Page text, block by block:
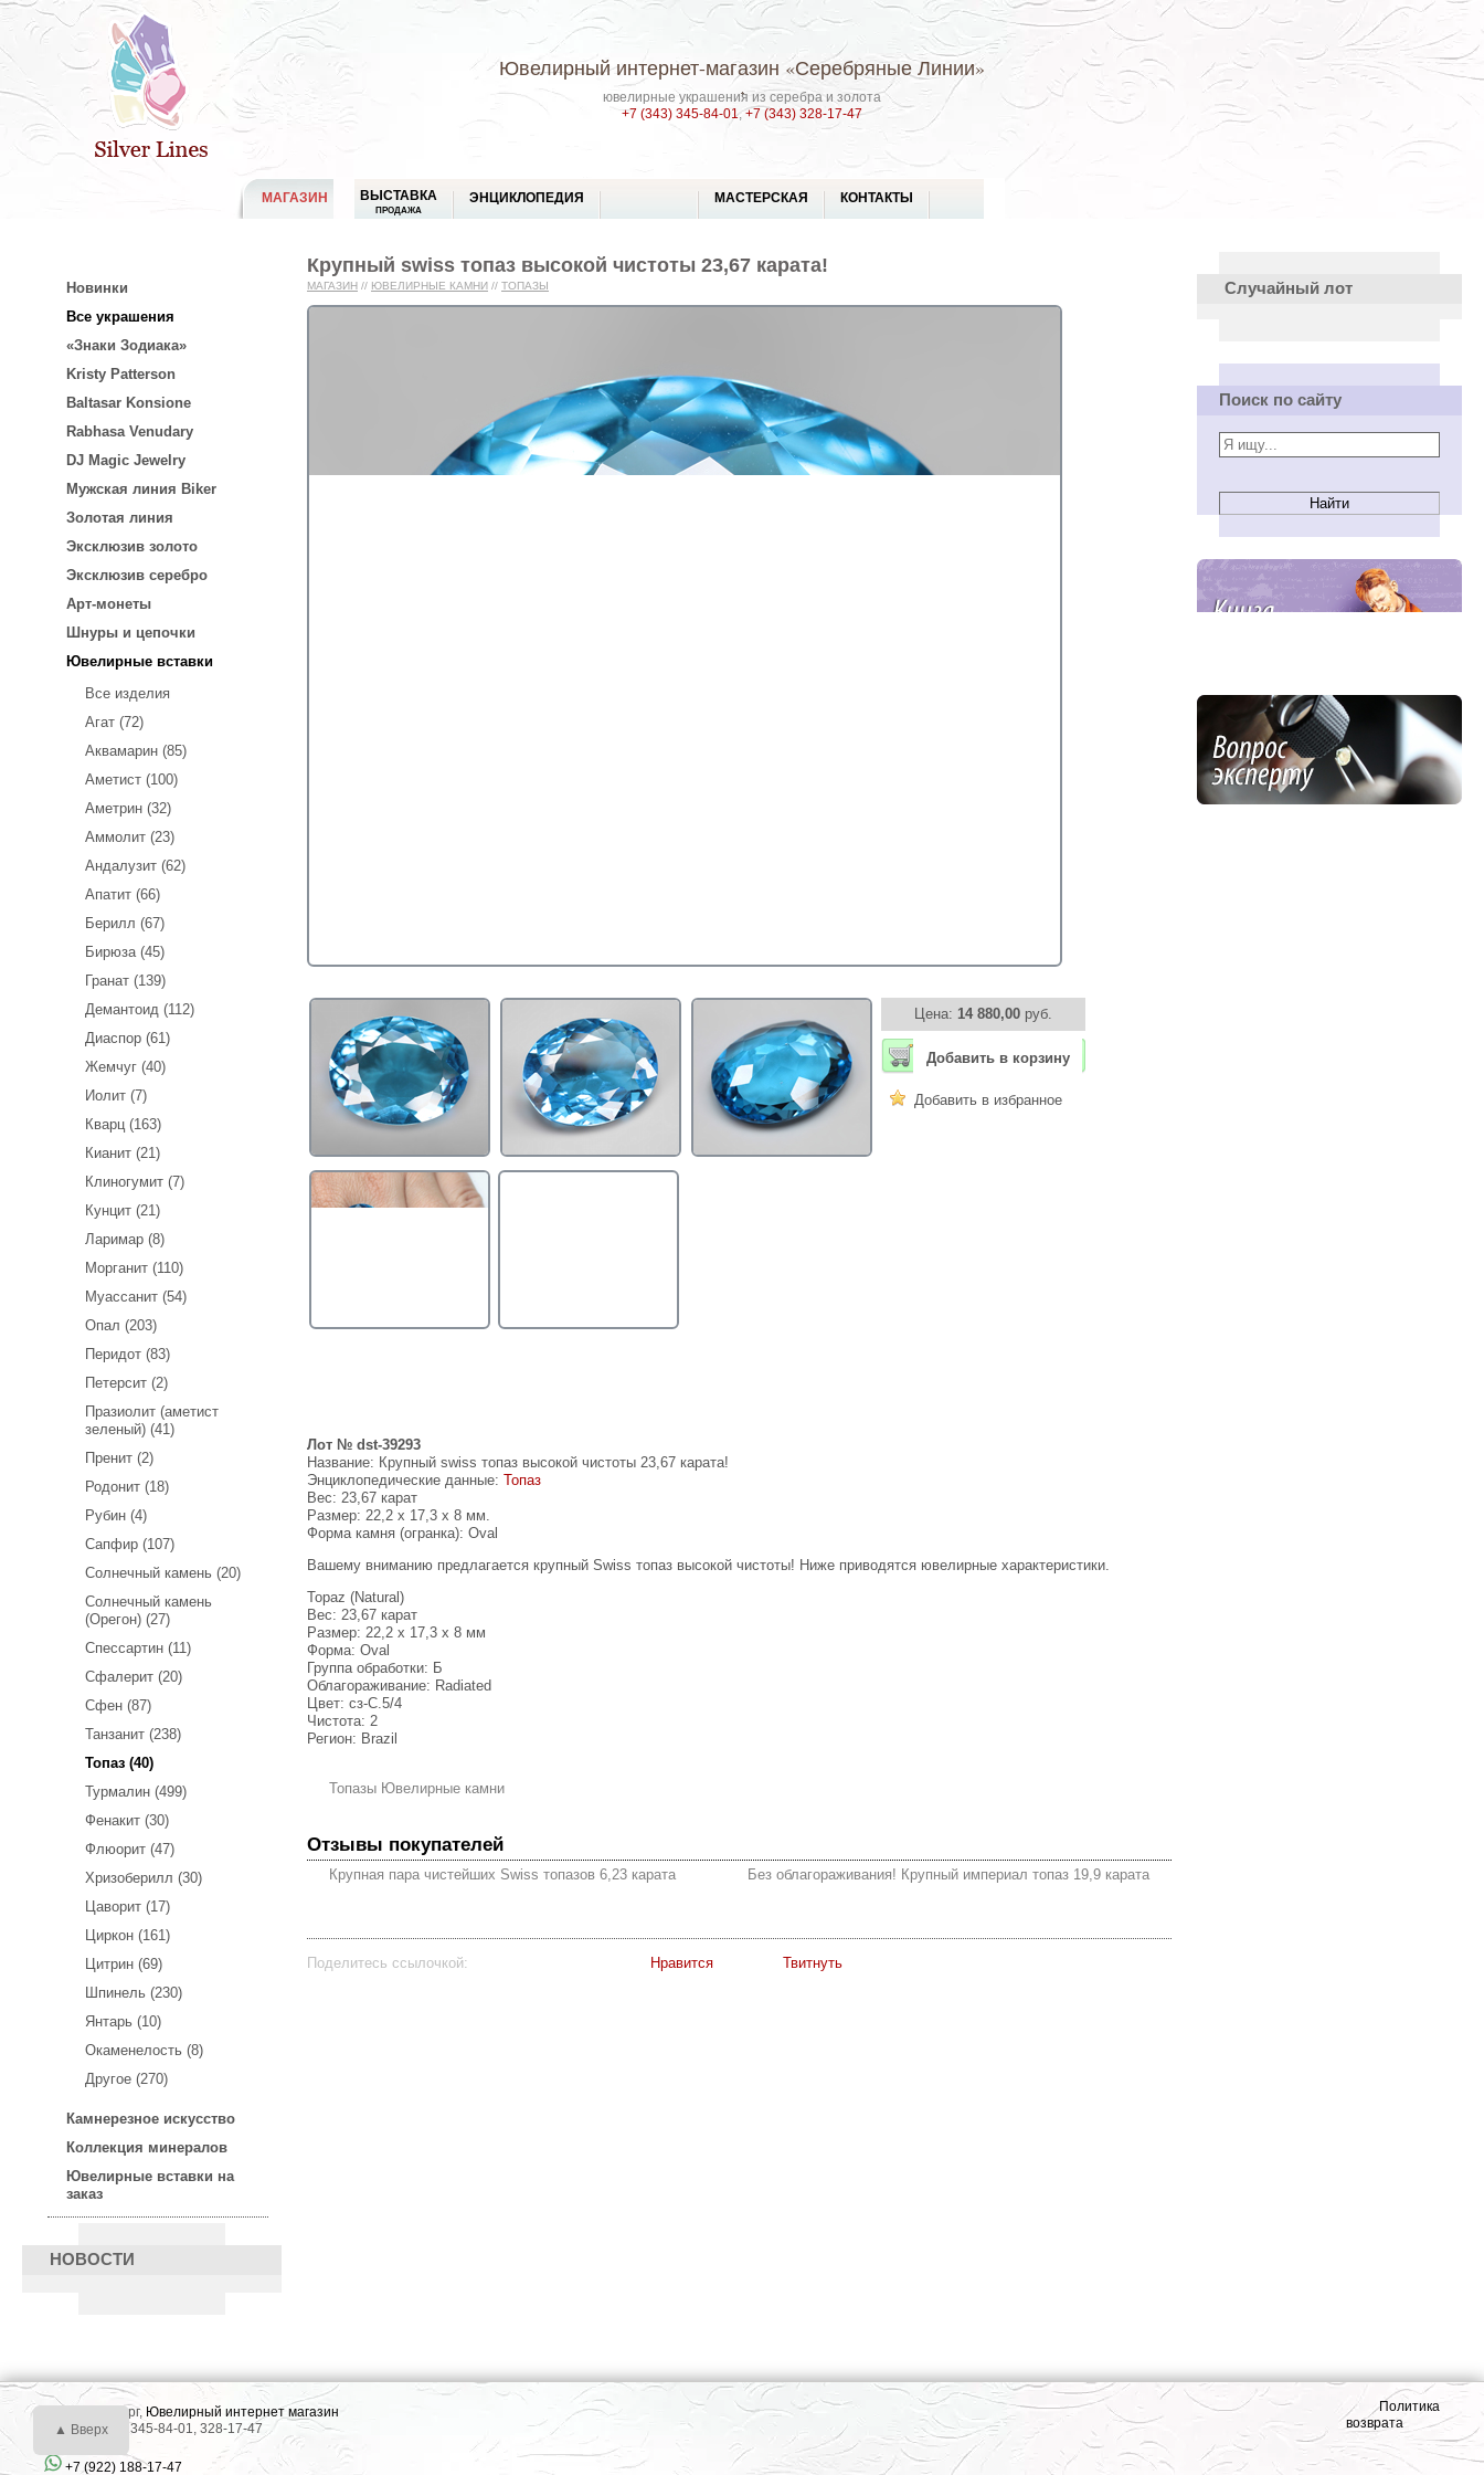
Ювелирный интернет-магазин «Серебряные Линии»
ювелирные украшения из серебра и золота
+7 (343) 345-84-01,+7 (343) 328-17-47
МАГАЗИН ВЫСТАВКА
ПРОДАЖА
ЭНЦИКЛОПЕДИЯ МАСТЕРСКАЯ КОНТАКТЫ
Новинки
Все украшения
«Знаки Зодиака»
Kristy Patterson
Baltasar Konsione
Rabhasa Venudary
DJ Magic Jewelry
Мужская линия Biker
Золотая линия
Эксклюзив золото
Эксклюзив серебро
Арт-монеты
Шнуры и цепочки
Ювелирные вставки
Все изделия
Агат (72)
Аквамарин (85)
Аметист (100)
Аметрин (32)
Аммолит (23)
Андалузит (62)
Апатит (66)
Берилл (67)
Бирюза (45)
Гранат (139)
Демантоид (112)
Диаспор (61)
Жемчуг (40)
Иолит (7)
Кварц (163)
Кианит (21)
Клиногумит (7)
Кунцит (21)
Ларимар (8)
Морганит (110)
Муассанит (54)
Опал (203)
Перидот (83)
Петерсит (2)
Празиолит (аметист
зеленый) (41)
Пренит (2)
Родонит (18)
Рубин (4)
Сапфир (107)
Солнечный камень (20)
Солнечный камень
(Орегон) (27)
Спессартин (11)
Сфалерит (20)
Сфен (87)
Танзанит (238)
Топаз (40)
Турмалин (499)
Фенакит (30)
Флюорит (47)
Хризоберилл (30)
Цаворит (17)
Циркон (161)
Цитрин (69)
Шпинель (230)
Янтарь (10)
Окаменелость (8)
Другое (270)
Камнерезное искусство
Коллекция минералов
Ювелирные вставки на
заказ
НОВОСТИ
Крупный swiss топаз высокой чистоты 23,67 карата!
МАГАЗИН // ЮВЕЛИРНЫЕ КАМНИ // ТОПАЗЫ
Цена: 14 880,00 руб.
Добавить в корзину
Добавить в избранное
Лот № dst-39293
Название: Крупный swiss топаз высокой чистоты 23,67 карата!
Энциклопедические данные: Топаз
Вес: 23,67 карат
Размер: 22,2 x 17,3 x 8 мм.
Форма камня (огранка): Oval
Вашему вниманию предлагается крупный Swiss топаз высокой чистоты! Ниже приводятся ювелирные характеристики.
Topaz (Natural)
Вес: 23,67 карат
Размер: 22,2 х 17,3 х 8 мм
Форма: Oval
Группа обработки: Б
Облагораживание: Radiated
Цвет: сз-С.5/4
Чистота: 2
Регион: Brazil
Топазы Ювелирные камни
Отзывы покупателей
Крупная пара чистейших Swiss топазов 6,23 карата Без облагораживания! Крупный империал топаз 19,9 карата
Поделитесь ссылочкой: Нравится Твитнуть
Случайный лот
Поиск по сайту
г. Екатеринбург, Ювелирный интернет магазин
Тел.: +7 (343) 345-84-01, 328-17-47
+7 (922) 188-17-47
Политика
возврата
▲ Вверх